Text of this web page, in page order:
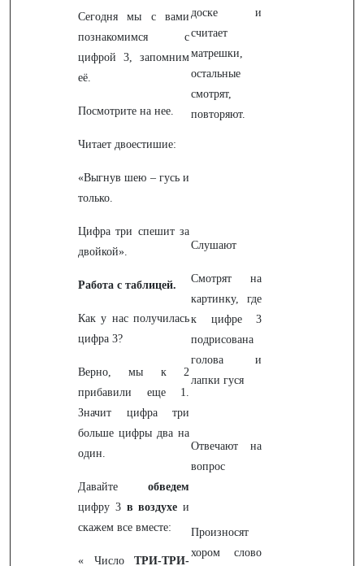
Сегодня мы с вами
познакомимся с
цифрой 3, запомним
её.
Посмотрите на нее.
Читает двоестишие:
«Выгнув шею – гусь и
только.
Цифра три спешит за
двойкой».
Работа с таблицей.
Как у нас получилась
цифра 3?
Верно, мы к 2
прибавили еще 1.
Значит цифра три
больше цифры два на
один.
Давайте обведем
цифру 3 в воздухе и
скажем все вместе:
« Число ТРИ-ТРИ-
доске и
считает
матрешки,
остальные
смотрят,
повторяют.
Слушают
Смотрят на
картинку, где
к цифре 3
подрисована
голова и
лапки гуся
Отвечают на
вопрос
Произносят
хором слово